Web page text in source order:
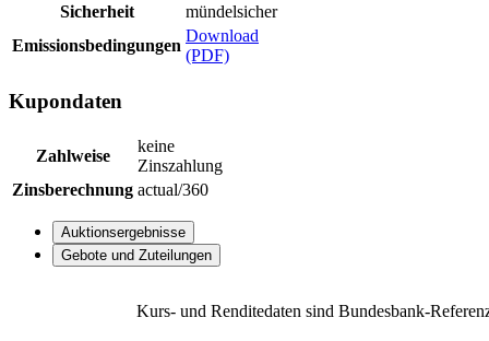
Sicherheit
mündelsicher
Emissionsbedingungen
Download
(PDF)
Kupondaten
Zahlweise
keine
Zinszahlung
Zinsberechnung actual/360
Auktionsergebnisse
Gebote und Zuteilungen
Kurs- und Renditedaten sind Bundesbank-